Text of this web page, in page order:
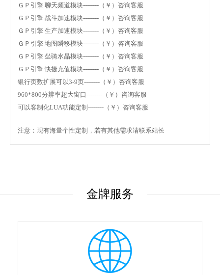
ＧＰ引擎 聊天频道模块--------（￥）咨询客服
ＧＰ引擎 战斗加速模块--------（￥）咨询客服
ＧＰ引擎 生产加速模块--------（￥）咨询客服
ＧＰ引擎 地图瞬移模块--------（￥）咨询客服
ＧＰ引擎 坐骑水晶模块--------（￥）咨询客服
ＧＰ引擎 快捷充值模块--------（￥）咨询客服
银行页数扩展可以3-9页--------（￥）咨询客服
960*800分辨率超大窗口--------（￥）咨询客服
可以客制化LUA功能定制--------（￥）咨询客服
注意：现有海量个性定制，若有其他需求请联系站长
金牌服务